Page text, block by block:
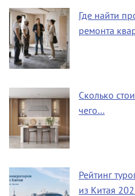
Где найти
ремонта
Сколько
чего…
Рейтинг
из Китая